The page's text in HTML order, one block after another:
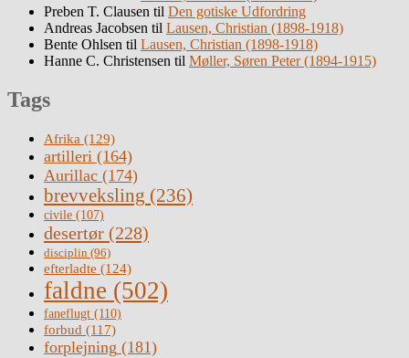
Preben T. Clausen til Den gotiske Udfordring
Andreas Jacobsen til Lausen, Christian (1898-1918)
Bente Ohlsen til Lausen, Christian (1898-1918)
Hanne C. Christensen til Møller, Søren Peter (1894-1915)
Tags
Afrika (129)
artilleri (164)
Aurillac (174)
brevveksling (236)
civile (107)
desertør (228)
disciplin (96)
efterladte (124)
faldne (502)
faneflugt (110)
forbud (117)
forplejning (181)